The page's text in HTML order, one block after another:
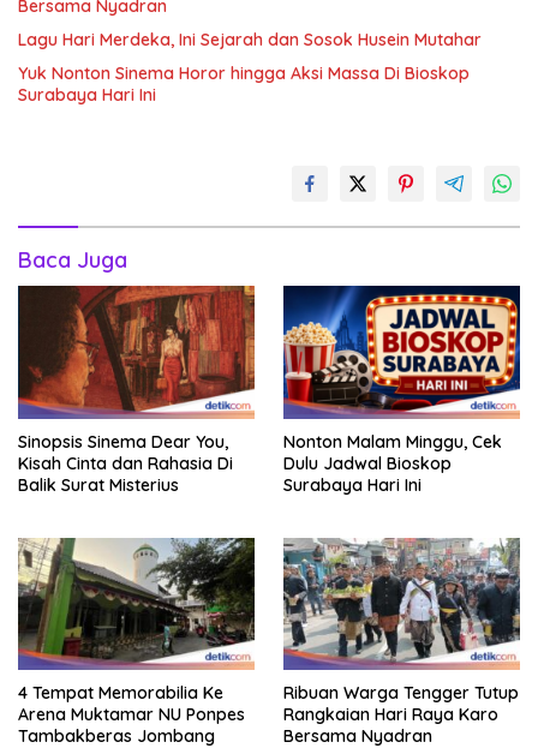
Bersama Nyadran
Lagu Hari Merdeka, Ini Sejarah dan Sosok Husein Mutahar
Yuk Nonton Sinema Horor hingga Aksi Massa Di Bioskop
Surabaya Hari Ini
Baca Juga
Sinopsis Sinema Dear You,
Kisah Cinta dan Rahasia Di
Balik Surat Misterius
Nonton Malam Minggu, Cek
Dulu Jadwal Bioskop
Surabaya Hari Ini
4 Tempat Memorabilia Ke
Arena Muktamar NU Ponpes
Tambakberas Jombang
Ribuan Warga Tengger Tutup
Rangkaian Hari Raya Karo
Bersama Nyadran